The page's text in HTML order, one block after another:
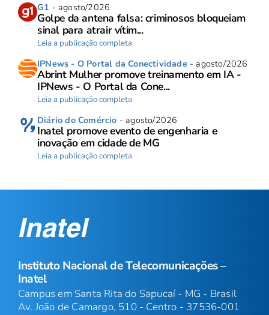
G1 - agosto/2026
Golpe da antena falsa: criminosos bloqueiam
sinal para atrair vítim...
Leia a publicação completa
IPNews - O Portal da Conectividade- agosto/2026
Abrint Mulher promove treinamento em IA -
IPNews - O Portal da Cone...
Leia a publicação completa
Diário do Comércio - agosto/2026
Inatel promove evento de engenharia e
inovação em cidade de MG
Leia a publicação completa
Instituto Nacional de Telecomunicações –
Inatel
Campus em Santa Rita do Sapucaí - MG - Brasil
Av. João de Camargo, 510 - Centro - 37536-001